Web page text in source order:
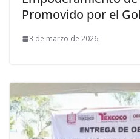
Promovido por el
3 de marzo de 2026